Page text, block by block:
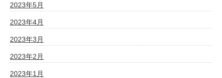
2023年5月
2023年4月
2023年3月
2023年2月
2023年1月